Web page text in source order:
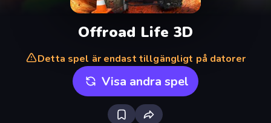
Offroad Life 3D
Detta spel är endast tillgängligt på datorer
Visa andra spel